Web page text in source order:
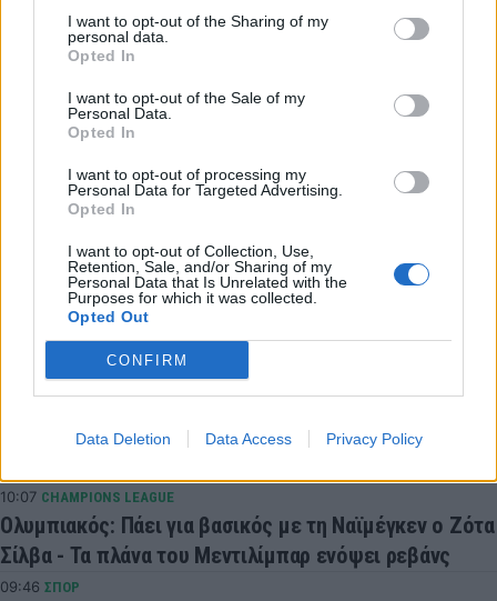
I want to opt-out of the Sharing of my
personal data.
Opted In
I want to opt-out of the Sale of my
Personal Data.
Opted In
I want to opt-out of processing my
Personal Data for Targeted Advertising.
Opted In
I want to opt-out of Collection, Use,
Retention, Sale, and/or Sharing of my
Personal Data that Is Unrelated with the
Purposes for which it was collected.
Opted Out
CONFIRM
Data Deletion Data Access Privacy Policy
COMMENTS
Συνδεθείτε για να σχολιάσετε
10:07 CHAMPIONS LEAGUE
Ολυμπιακός: Πάει για βασικός με τη Ναϊμέγκεν ο Ζότα
Σίλβα - Τα πλάνα του Μεντιλίμπαρ ενόψει ρεβάνς
09:46 ΣΠΟΡ